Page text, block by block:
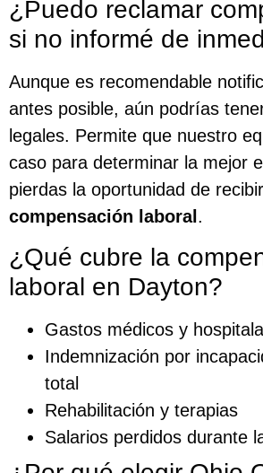
¿Puedo reclamar
si no informé de
Aunque es recomendable
antes posible, aún podrías
legales. Permite que nuestro
caso para determinar la mejor
pierdas la oportunidad de
compensación laboral.
¿Qué cubre la
laboral en Dayton?
Gastos médicos y
Indemnización por
total
Rehabilitación y terapias
Salarios perdidos durante